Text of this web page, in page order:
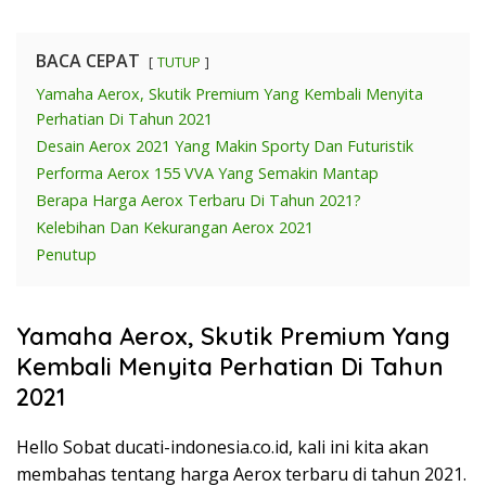
BACA CEPAT TUTUP
Yamaha Aerox, Skutik Premium Yang Kembali Menyita
Perhatian Di Tahun 2021
Desain Aerox 2021 Yang Makin Sporty Dan Futuristik
Performa Aerox 155 VVA Yang Semakin Mantap
Berapa Harga Aerox Terbaru Di Tahun 2021?
Kelebihan Dan Kekurangan Aerox 2021
Penutup
Yamaha Aerox, Skutik Premium Yang
Kembali Menyita Perhatian Di Tahun
2021
Hello Sobat ducati-indonesia.co.id, kali ini kita akan
membahas tentang harga Aerox terbaru di tahun 2021.